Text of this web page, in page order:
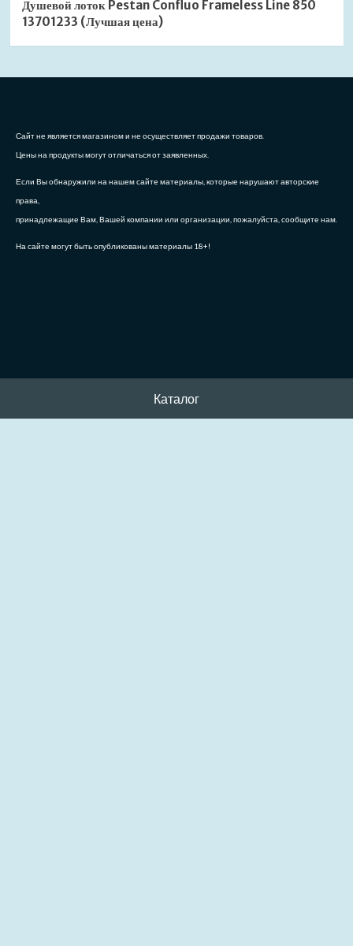
Душевой лоток Pestan Confluo Frameless Line 850
13701233 (Лучшая цена)
Сайт не является магазином и не осуществляет продажи товаров.
Цены на продукты могут отличаться от заявленных.
Если Вы обнаружили на нашем сайте материалы, которые нарушают авторские
права,
принадлежащие Вам, Вашей компании или организации, пожалуйста, сообщите нам.
На сайте могут быть опубликованы материалы 18+!
Каталог